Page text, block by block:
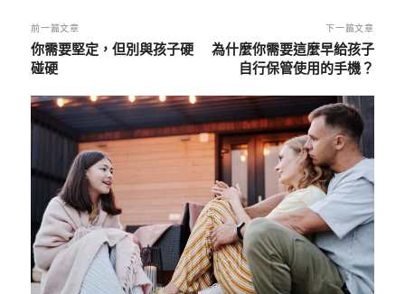
前一篇文章
你需要堅定，但別與孩子硬
碰硬
下一篇文章
為什麼你需要這麼早給孩子
自行保管使用的手機？